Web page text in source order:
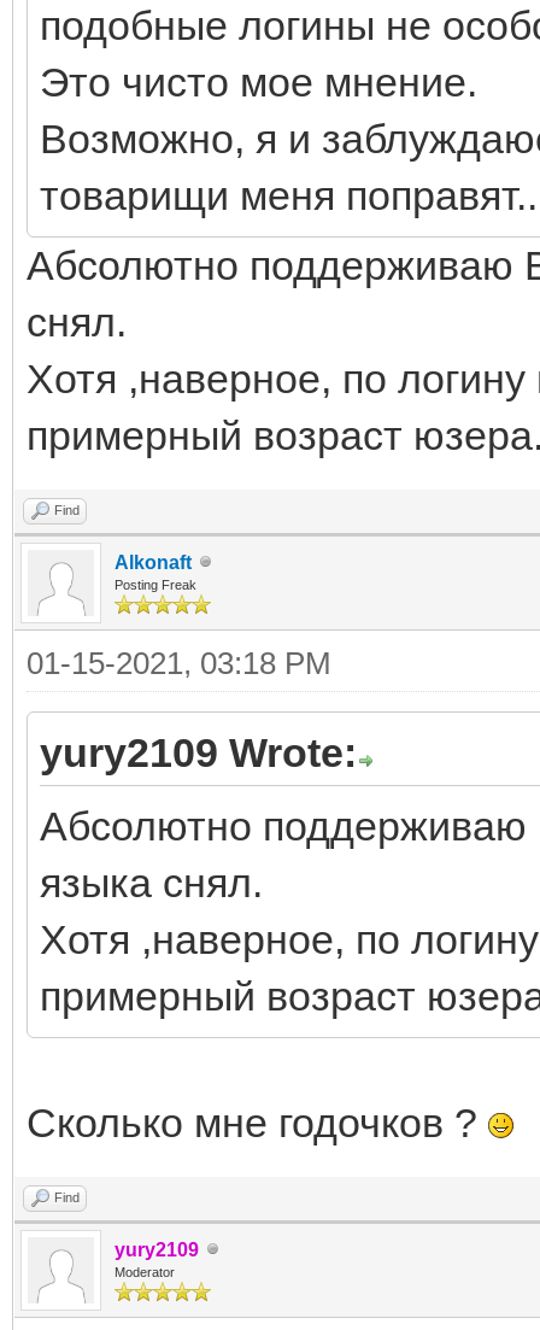
подобные логины не
Это чисто мое мнение.
Возможно, я и
товарищи меня
Абсолютно поддерживаю
снял.
Хотя ,наверное, по
примерный возраст
Find
Alkonaft
Posting Freak
01-15-2021, 03:18 PM
yury2109 Wrote:
Абсолютно поддерживаю
языка снял.
Хотя ,наверное, по
примерный возраст
Сколько мне годочков ?
Find
yury2109
Moderator